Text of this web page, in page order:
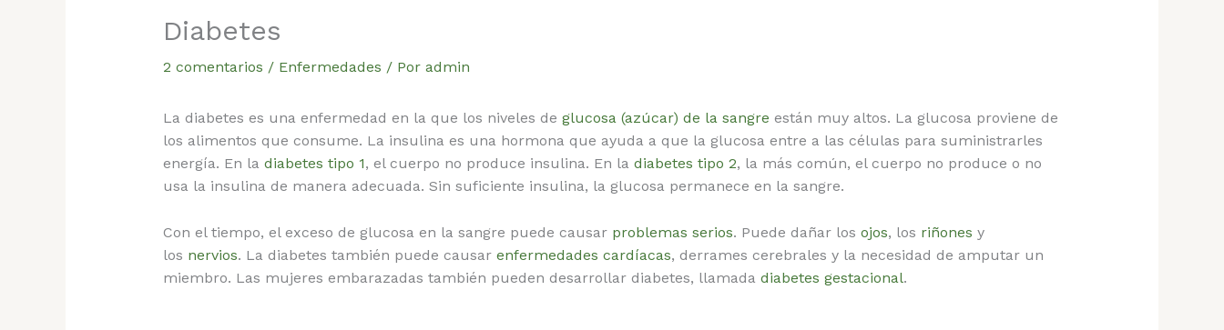
Diabetes
2 comentarios / Enfermedades / Por admin
La diabetes es una enfermedad en la que los niveles de glucosa (azúcar) de la sangre están muy altos. La glucosa proviene de
los alimentos que consume. La insulina es una hormona que ayuda a que la glucosa entre a las células para suministrarles
energía. En la diabetes tipo 1, el cuerpo no produce insulina. En la diabetes tipo 2, la más común, el cuerpo no produce o no
usa la insulina de manera adecuada. Sin suficiente insulina, la glucosa permanece en la sangre.
Con el tiempo, el exceso de glucosa en la sangre puede causar problemas serios. Puede dañar los ojos, los riñones y
los nervios. La diabetes también puede causar enfermedades cardíacas, derrames cerebrales y la necesidad de amputar un
miembro. Las mujeres embarazadas también pueden desarrollar diabetes, llamada diabetes gestacional.